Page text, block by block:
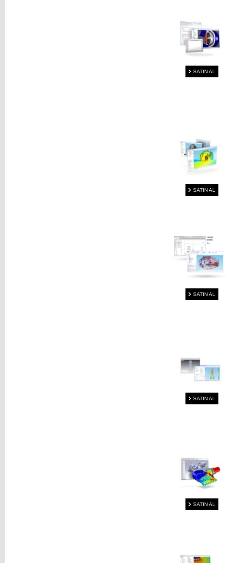
SATIN AL
SATIN AL
SATIN AL
SATIN AL
SATIN AL